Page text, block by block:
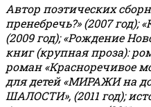
Автор поэтических
пренебречь?» (2007 год);
(2009 год); «Рождение
книг (крупная проза):
роман «Красноречивое
для детей «МИРАЖИ на
ШАЛОСТИ», (2011 год);